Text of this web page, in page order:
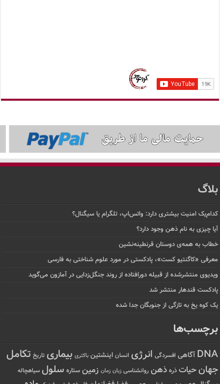
بلاگ
کدام‌یک امنیت بیشتری دارد: واتس‌اپ، تلگرام یا سیگنال؟
آیا چیزی به نام ذهن وجود دارد؟
خطاب به همه‌ی دوستان قرنطینه‌نشین
معرفی «کاگنتیو کست»، پادکستی در مورد علوم شناختی به فارسی
ویدیوی منتشرشده از قبیله دورافتاده‌ از روند جنگل‌زدایی در آمازون می‌گوید
پادکست قندهار منتشر شد
یک کوه یخ به تازگی از جنوبگان جدا شده
برچسب‌ها
DNA آگاهی افسردگی انرژی انسان اینشتین باکتری بیماری تاریخ تکامل
جهانحیات ذره ذهن روانشناسی زبان زمان زمین ستاره سلول سیاهچاله